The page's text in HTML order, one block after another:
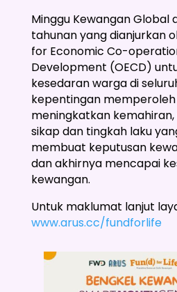
Minggu Kewangan Global
tahunan yang dianjurkan
for Economic Co-
Development (OECD)
kesedaran warga di
kepentingan
meningkatkan
sikap dan tingkah laku
membuat keputusan
dan akhirnya mencapai
kewangan.
Untuk maklumat lanjut
www.arus.cc/fundforlife